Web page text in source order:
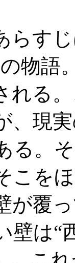
す
物語
れる
、現
る。
こを
が覆
壁は“